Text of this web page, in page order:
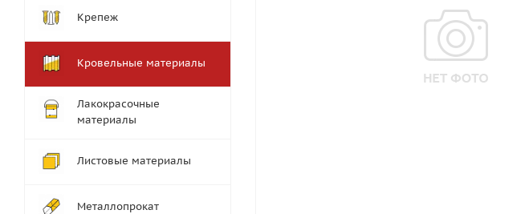
Крепеж
Кровельные материалы
Лакокрасочные
материалы
Листовые материалы
Металлопрокат